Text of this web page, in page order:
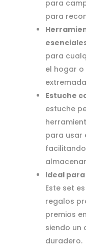
para
para
para
el hogar
Estuche
estuche
para usar
Ideal
Este set
regalos
premios
siendo un
duradero.